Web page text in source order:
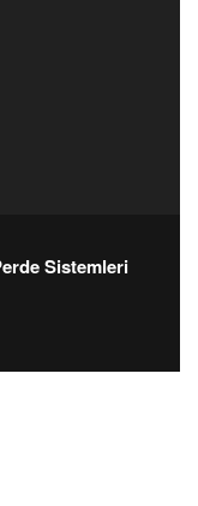
Sistemleri